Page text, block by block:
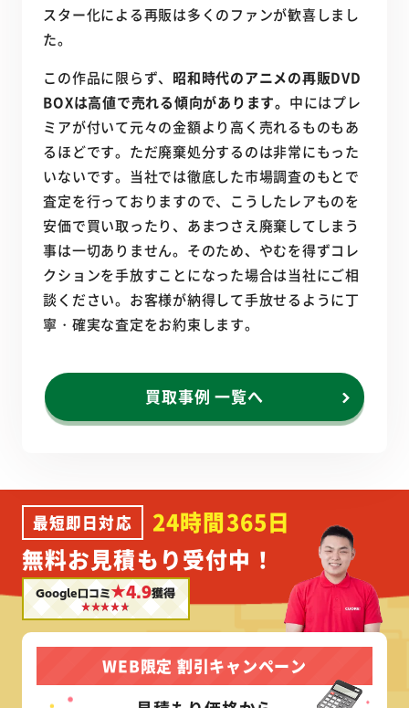
スター化による再販は多くのファンが歓喜しまし
た。
この作品に限らず、 昭和時代のアニメの再販DVD
BOXは高値で売れる傾向があります。 中にはプレ
ミアが付いて元々の金額より高く売れるものもあ
るほどです。ただ廃棄処分するのは非常にもった
いないです。当社では徹底した市場調査のもとで
査定を行っておりますので、こうしたレアものを
安価で買い取ったり、あまつさえ廃棄してしまう
事は一切ありません。そのため、やむを得ずコレ
クションを手放すことになった場合は当社にご相
談ください。お客様が納得して手放せるように丁
寧・確実な査定をお約束します。
買取事例 一覧へ
最短即日対応
24時間365日
無料お見積もり受付中！
Google口コミ★4.9獲得
WEB限定 割引キャンペーン